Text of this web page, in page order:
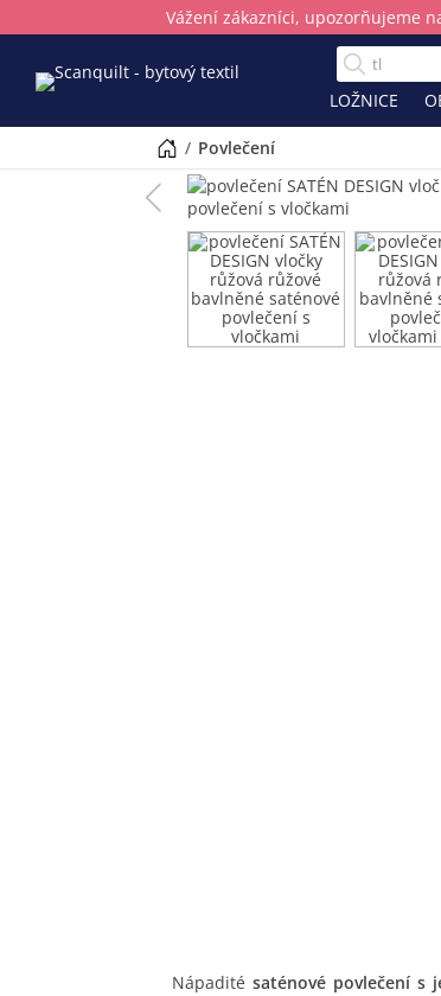
Vážení zákazníci, upozorňujeme
LOŽNICE
/ povlečení
Nápaditésaténové povlečení s